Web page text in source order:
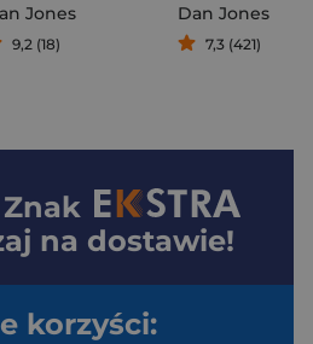
Jones
9,2 (18)
Dan Jones
7,3 (421)
Znak
na dostawie!
korzyści: